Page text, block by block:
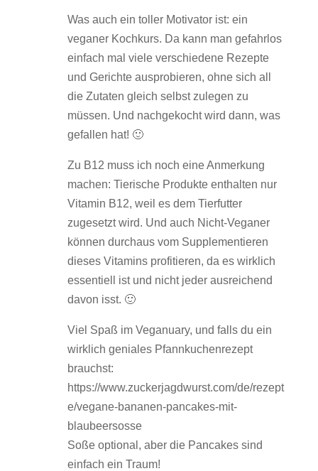
Was auch ein toller Motivator ist: ein
veganer Kochkurs. Da kann man gefahrlos
einfach mal viele verschiedene Rezepte
und Gerichte ausprobieren, ohne sich all
die Zutaten gleich selbst zulegen zu
müssen. Und nachgekocht wird dann, was
gefallen hat! 🙂
Zu B12 muss ich noch eine Anmerkung
machen: Tierische Produkte enthalten nur
Vitamin B12, weil es dem Tierfutter
zugesetzt wird. Und auch Nicht-Veganer
können durchaus vom Supplementieren
dieses Vitamins profitieren, da es wirklich
essentiell ist und nicht jeder ausreichend
davon isst. 🙂
Viel Spaß im Veganuary, und falls du ein
wirklich geniales Pfannkuchenrezept
brauchst:
https://www.zuckerjagdwurst.com/de/rezept
e/vegane-bananen-pancakes-mit-
blaubeersosse
Soße optional, aber die Pancakes sind
einfach ein Traum!